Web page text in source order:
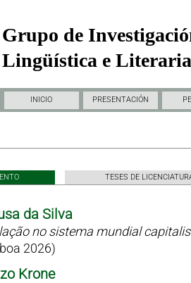
Grupo de
Lingüística e
INICIO PRESENTACIÓN
TESES DE
da Silva
no sistema mundial
2026)
Krone